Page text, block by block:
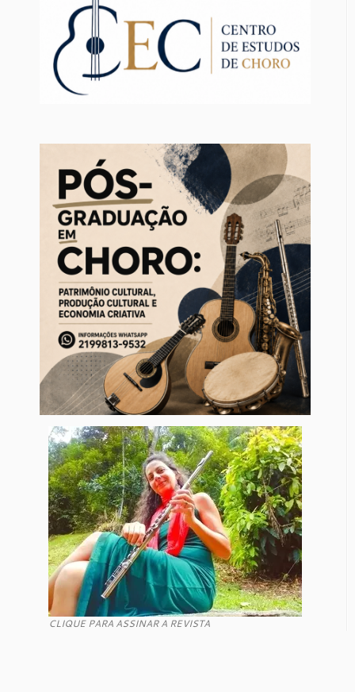
CLIQUE PARA ASSINAR A REVISTA